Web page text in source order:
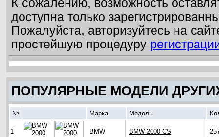
К сожалению, возможность
доступна только
Пожалуйста, авторизуйтесь на
простейшую процедуру
ПОПУЛЯРНЫЕ МОДЕЛИ
№ Марка Модель
1 BMW BMW 2000 CS